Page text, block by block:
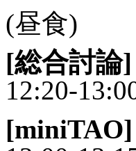
(昼食)
[総合討論]
12:20-
[miniTAO]